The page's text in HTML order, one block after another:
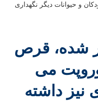
و حیوانات دیگر نگهداری
شده، قرص
می
نیز داشته